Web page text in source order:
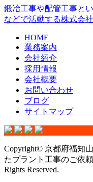
鍛冶工事や配管工事と
などで活動する株式会
HOME
業務案内
会社紹介
採用情報
会社概要
お問い合わせ
ブログ
サイトマップ
Copyright© 京都府福知
たプラント工事のご依
Rights Reserved.